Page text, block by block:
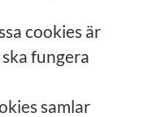
cookies är
fungera
samlar